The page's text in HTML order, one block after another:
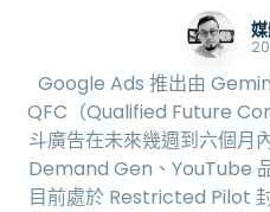
Google Ads 推出由
QFC（Qualified Future
斗廣告在未來幾週到六個月
Demand Gen、YouTube
目前處於 Restricted Pilot